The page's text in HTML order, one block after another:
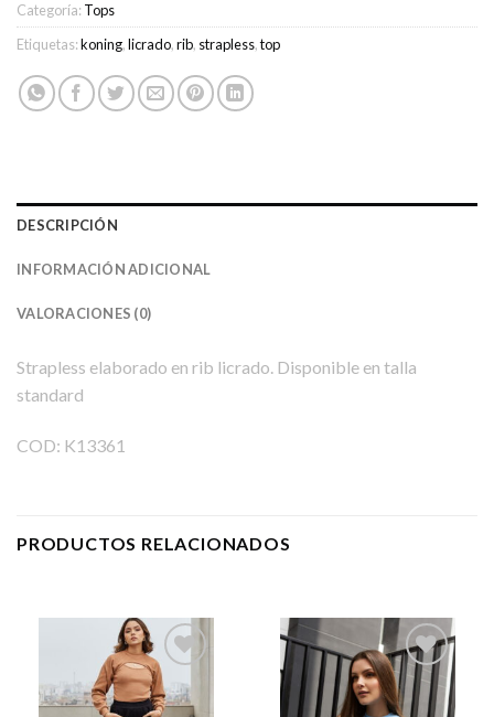
Categoría: Tops
Etiquetas:koning,licrado,rib, strapless,top
DESCRIPCIÓN
INFORMACIÓN ADICIONAL
VALORACIONES (0)
Strapless elaborado en rib licrado. Disponible en talla
standard
COD: K13361
PRODUCTOS RELACIONADOS